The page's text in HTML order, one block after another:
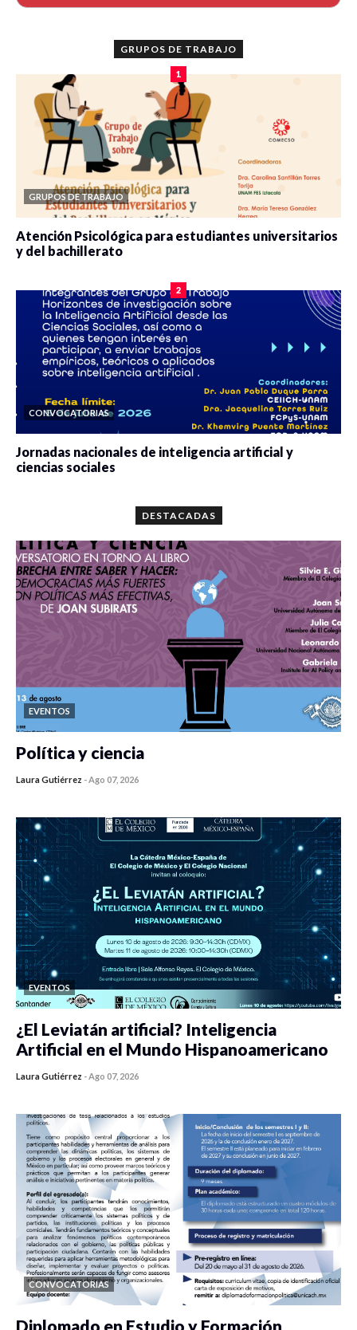
GRUPOS DE TRABAJO
1
GRUPOS DE TRABAJO
Atención Psicológica para estudiantes universitarios
y del bachillerato
2
CONVOCATORIAS
Jornadas nacionales de inteligencia artificial y
ciencias sociales
DESTACADAS
EVENTOS
Política y ciencia
Laura Gutiérrez -Ago 07, 2026
EVENTOS
¿El Leviatán artificial? Inteligencia
Artificial en el Mundo Hispanoamericano
Laura Gutiérrez -Ago 07, 2026
CONVOCATORIAS
Diplomado en Estudio y Formación